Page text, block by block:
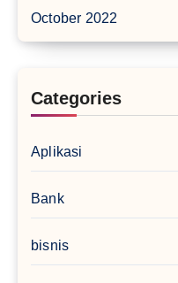
October 2022
Categories
Aplikasi
Bank
bisnis